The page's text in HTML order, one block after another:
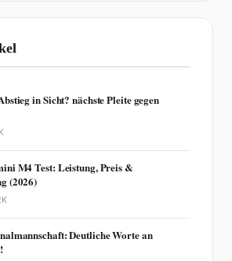
in Sicht? nächste Pleite gegen
M4 Test: Leistung, Preis &
(2026)
Deutliche Worte an